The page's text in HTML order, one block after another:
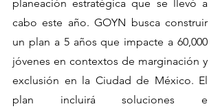
planeación estratégica que se llevó a
cabo este año. GOYN busca construir
un plan a 5 años que impacte a 60,000
jóvenes en contextos de marginación y
exclusión en la Ciudad de México. El
plan incluirá soluciones e